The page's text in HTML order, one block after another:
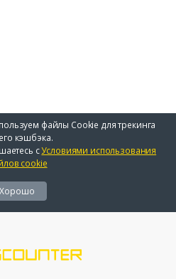
файлы Cookie для трекинга
кэшбэка.
сУсловиями использования
cookie
Хорошо